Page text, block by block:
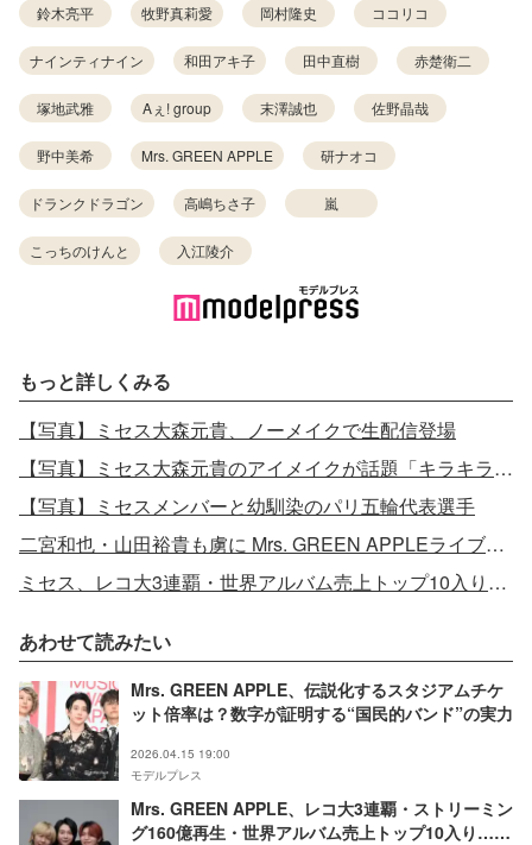
鈴木亮平 牧野真莉愛 岡村隆史 ココリコ
ナインティナイン 和田アキ子 田中直樹 赤楚衛二
塚地武雅 Aぇ! group 末澤誠也 佐野晶哉
野中美希 Mrs. GREEN APPLE 研ナオコ
ドランクドラゴン 高嶋ちさ子 嵐
こっちのけんと 入江陵介
もっと詳しくみる
【写真】ミセス大森元貴、ノーメイクで生配信登場
【写真】ミセス大森元貴のアイメイクが話題「キラキラで素敵」「どこのか気になる」
【写真】ミセスメンバーと幼馴染のパリ五輪代表選手
二宮和也・山田裕貴も虜に Mrs. GREEN APPLEライブを訪れた豪華スターたちが語る“ミセス愛”
ミセス、レコ大3連覇・世界アルバム売上トップ10入り…国立前に前代未聞の記録総振り返り
あわせて読みたい
Mrs. GREEN APPLE、伝説化するスタジアムチケ
ット倍率は？数字が証明する“国民的バンド”の実力
2026.04.15 19:00
モデルプレス
Mrs. GREEN APPLE、レコ大3連覇・ストリーミン
グ160億再生・世界アルバム売上トップ10入り…国